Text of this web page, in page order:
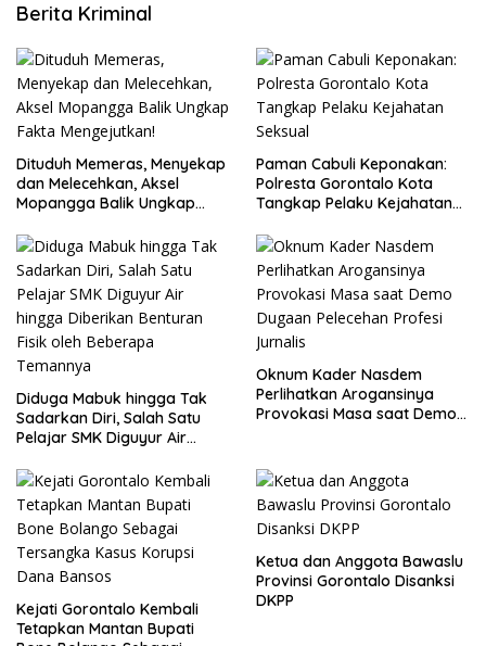
Berita Kriminal
Dituduh Memeras, Menyekap
dan Melecehkan, Aksel
Mopangga Balik Ungkap
Paman Cabuli Keponakan:
Polresta Gorontalo Kota
Tangkap Pelaku Kejahatan
Diduga Mabuk hingga Tak
Sadarkan Diri, Salah Satu
Pelajar SMK Diguyur Air
Fisik oleh Beberapa
Temannya
Oknum Kader Nasdem
Perlihatkan Arogansinya
Provokasi Masa saat Demo
Kejati Gorontalo Kembali
Tetapkan Mantan Bupati
Ketua dan Anggota Bawaslu
Provinsi Gorontalo Disanksi
DKPP